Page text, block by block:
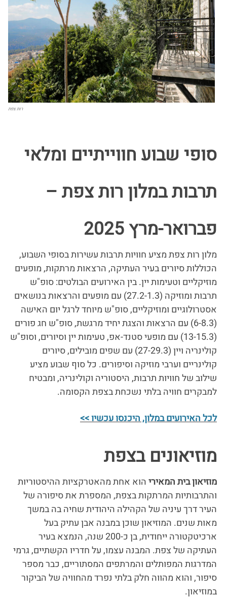
רות צפת
סופי שבוע חווייתיים ומלאי
תרבות במלון רות צפת –
פברואר-מרץ 2025
מלון רות צפת מציע חוויות תרבות עשירות בסופי השבוע,
הכוללות סיורים בעיר העתיקה, הרצאות מרתקות, מופעים
מוזיקליים וטעימות יין. בין האירועים הבולטים: סופ"ש
תרבות ומוזיקה (27.2-1.3) עם מופעים והרצאות בנושאים
אסטרולוגיים ומוזיקליים, סופ"ש מיוחד לרגל יום האישה
(6-8.3) עם הרצאות והצגת יחיד מרגשת, סופ"ש חג פורים
(13-15.3) עם מופעי סטנד-אפ, טעימות יין וסיורים, וסופ"ש
קולינריה ויין (27-29.3) עם שפים מובילים, סיורים
קולינריים וערבי מוזיקה וסיפורים. כל סוף שבוע מציע
שילוב של חוויות תרבות, היסטוריה וקולינריה, ומבטיח
למבקרים חוויה בלתי נשכחת בצפת הקסומה.
לכל האירועים במלון, היכנסו עכשיו >>
מוזיאונים בצפת
מוזיאון בית המאיריהוא אחת מהאטרקציות ההיסטוריות
והתרבותיות המרתקות בצפת, המספרת את סיפורה של
העיר דרך עיניה של הקהילה היהודית שחיה בה במשך
מאות שנים. המוזיאון שוכן במבנה אבן עתיק בעל
ארכיטקטורה ייחודית, בן כ-200 שנה, הנמצא בעיר
העתיקה של צפת. המבנה עצמו, על חדריו הקשתיים, גרמי
המדרגות המפותלים והמרתפים המסתוריים, כבר מספר
סיפור, והוא מהווה חלק בלתי נפרד מהחוויה של הביקור
במוזיאון.